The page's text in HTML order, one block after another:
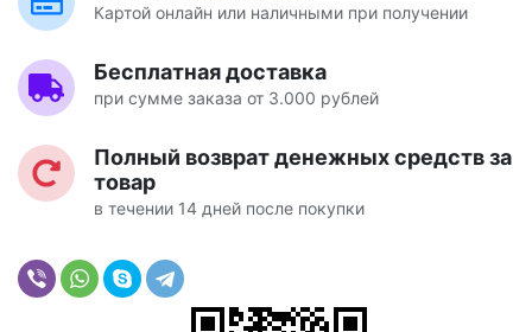
Картой онлайн или наличными при получении
Бесплатная доставка
при сумме заказа от 3.000 рублей
Полный возврат денежных средств за
товар
в течении 14 дней после покупки